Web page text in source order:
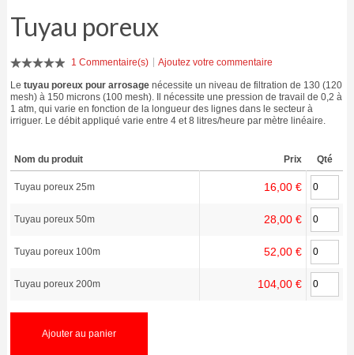
Tuyau poreux
1 Commentaire(s) Ajoutez votre commentaire
Letuyau poreux pour arrosage nécessite un niveau de filtration de 130 (120
mesh) à 150 microns (100 mesh). Il nécessite une pression de travail de 0,2 à
1 atm, qui varie en fonction de la longueur des lignes dans le secteur à
irriguer. Le débit appliqué varie entre 4 et 8 litres/heure par mètre linéaire.
Nom du produit Prix Qté
Tuyau poreux 25m 16,00 €
Tuyau poreux 50m 28,00 €
Tuyau poreux 100m 52,00 €
Tuyau poreux 200m 104,00 €
Ajouter au panier